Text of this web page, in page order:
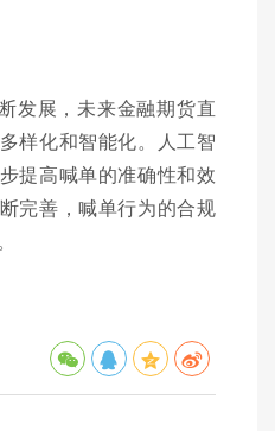
发展，未来金融期货直
样化和智能化。人工智
提高喊单的准确性和效
完善，喊单行为的合规